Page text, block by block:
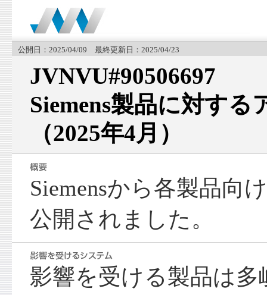
公開日：2025/04/09 最終更新日：2025/04/23
JVNVU#90506697
Siemens製品に対する
（2025年4月）
Siemensから各製品向
公開されました。
影響を受ける製品は